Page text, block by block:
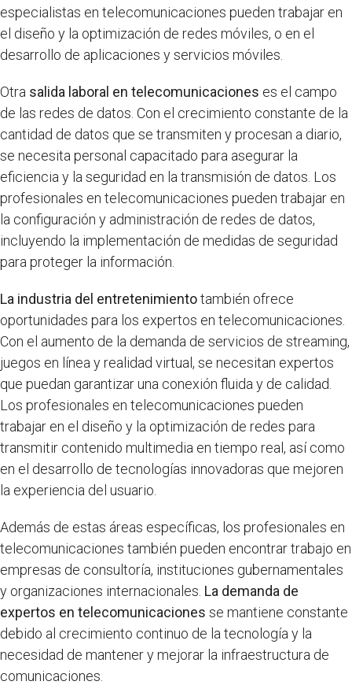
especialistas en telecomunicaciones pueden trabajar en
el diseño y la optimización de redes móviles, o en el
desarrollo de aplicaciones y servicios móviles.
Otra salida laboral en telecomunicaciones es el campo
de las redes de datos. Con el crecimiento constante de la
cantidad de datos que se transmiten y procesan a diario,
se necesita personal capacitado para asegurar la
eficiencia y la seguridad en la transmisión de datos. Los
profesionales en telecomunicaciones pueden trabajar en
la configuración y administración de redes de datos,
incluyendo la implementación de medidas de seguridad
para proteger la información.
La industria del entretenimientotambién ofrece
oportunidades para los expertos en telecomunicaciones.
Con el aumento de la demanda de servicios de streaming,
juegos en línea y realidad virtual, se necesitan expertos
que puedan garantizar una conexión fluida y de calidad.
Los profesionales en telecomunicaciones pueden
trabajar en el diseño y la optimización de redes para
transmitir contenido multimedia en tiempo real, así como
en el desarrollo de tecnologías innovadoras que mejoren
la experiencia del usuario.
Además de estas áreas específicas, los profesionales en
telecomunicaciones también pueden encontrar trabajo en
empresas de consultoría, instituciones gubernamentales
y organizaciones internacionales. La demanda de
expertos en telecomunicaciones se mantiene constante
debido al crecimiento continuo de la tecnología y la
necesidad de mantener y mejorar la infraestructura de
comunicaciones.